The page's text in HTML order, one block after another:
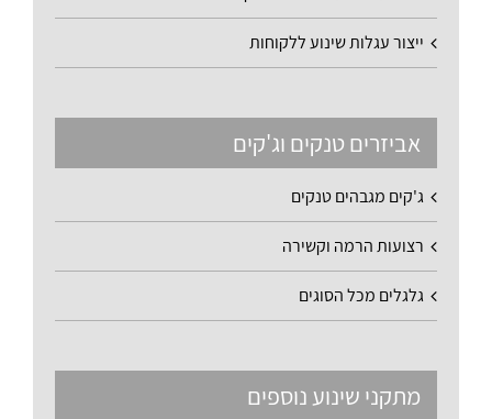
ייצור עגלות שינוע ללקוחות
אביזרים טנקים וג'קים
ג'קים מגבהים טנקים
רצועות הרמה וקשירה
גלגלים מכל הסוגים
מתקני שינוע נוספים